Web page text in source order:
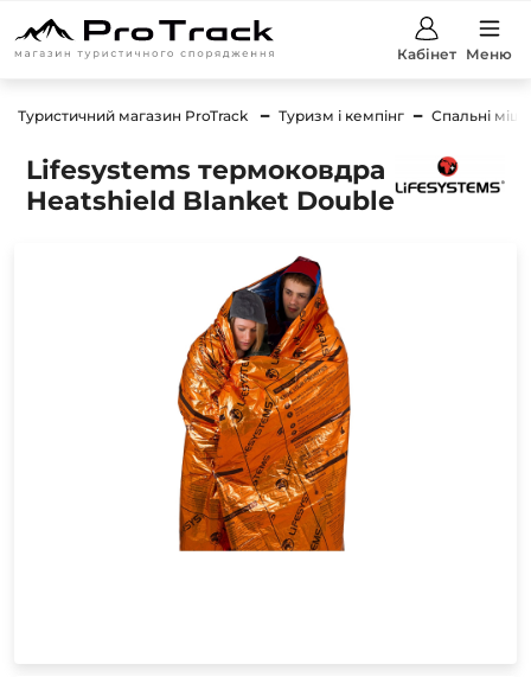
Кабінет Меню
Туристичний магазин ProTrack Туризм і кемпінг Спальні
Lifesystems термоковдра
Heatshield Blanket Double